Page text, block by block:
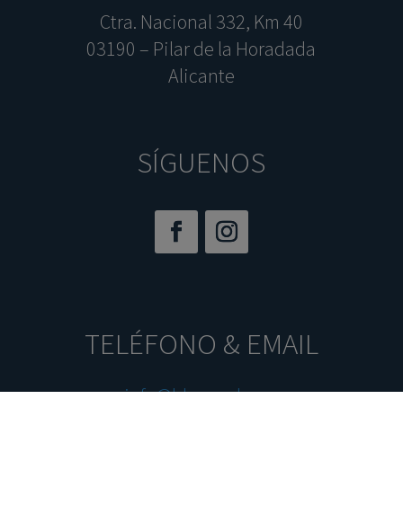
Ctra. Nacional 332, Km 40
03190 – Pilar de la Horadada
Alicante
SÍGUENOS
TELÉFONO & EMAIL
info@blaypool.com